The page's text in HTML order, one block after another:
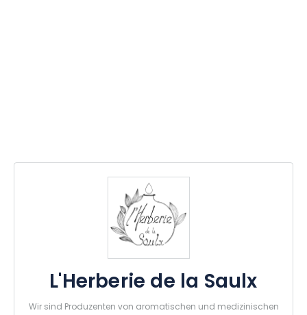
L'Herberie de la Saulx
Wir sind Produzenten von aromatischen und medizinischen